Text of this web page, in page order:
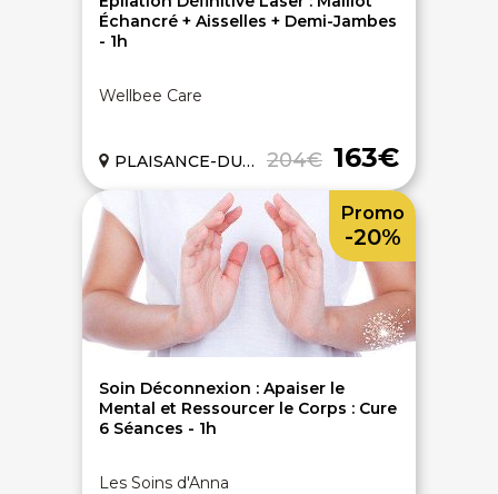
Échancré + Aisselles + Demi-Jambes
- 1h
Wellbee Care
204€ 163€
PLAISANCE-DU-TOUCH (31)
Soin Déconnexion : Apaiser le
Mental et Ressourcer le Corps : Cure
6 Séances - 1h
Les Soins d'Anna
Promo
-20%